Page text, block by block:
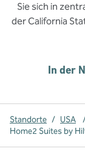
Sie sich in
der California
In der
Standorte / USA
Home2 Suites by